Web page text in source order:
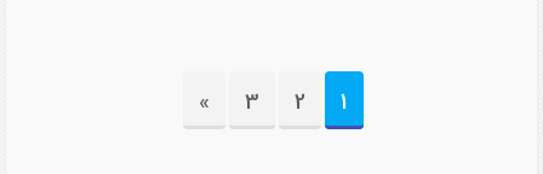
1
2
3
»